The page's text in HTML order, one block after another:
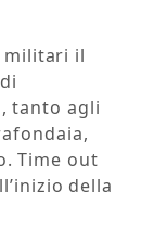
militari il
tanto agli
Time out
della